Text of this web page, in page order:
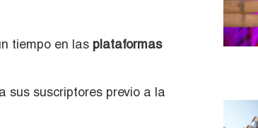
tiempo en las plataformas
sus suscriptores previo a la